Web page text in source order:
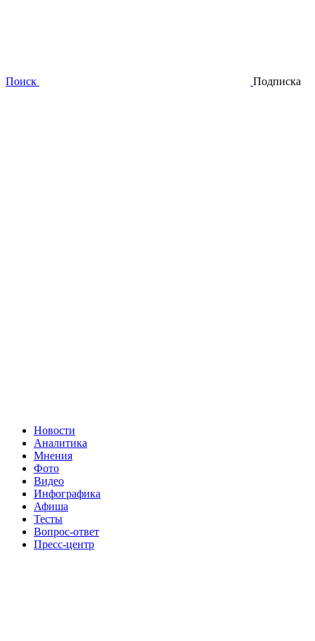
Поиск Подписка
Новости
Аналитика
Мнения
Фото
Видео
Инфографика
Афиша
Тесты
Вопрос-ответ
Пресс-центр